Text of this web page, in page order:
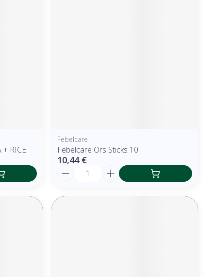
+ RICE
Febelcare
Febelcare Ors Sticks 10
10,44 €
Quantité